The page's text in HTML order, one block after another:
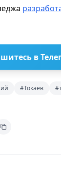
в
#Токаев